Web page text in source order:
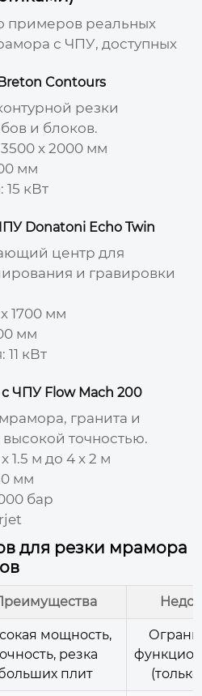
примеров реальных
с ЧПУ, доступных
Contours
резки
и блоков.
x 2000 мм
мм
кВт
Donatoni Echo Twin
центр для
и гравировки
1700 мм
мм
кВт
ЧПУ Flow Mach 200
гранита и
точностью.
1.5 м до 4 x 2 м
мм
бар
для резки мрамора
мощность,
резка
плит